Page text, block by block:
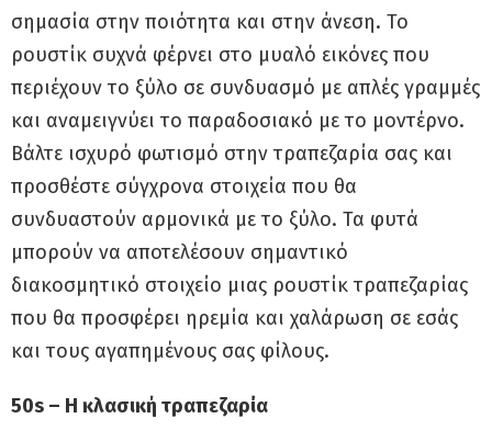
σημασία στην ποιότητα και στην άνεση. Το
ρουστίκ συχνά φέρνει στο μυαλό εικόνες που
περιέχουν το ξύλο σε συνδυασμό με απλές γραμμές
και αναμειγνύει το παραδοσιακό με το μοντέρνο.
Βάλτε ισχυρό φωτισμό στην τραπεζαρία σας και
προσθέστε σύγχρονα στοιχεία που θα
συνδυαστούν αρμονικά με το ξύλο. Τα φυτά
μπορούν να αποτελέσουν σημαντικό
διακοσμητικό στοιχείο μιας ρουστίκ τραπεζαρίας
που θα προσφέρει ηρεμία και χαλάρωση σε εσάς
και τους αγαπημένους σας φίλους.
50s – Η κλασική τραπεζαρία